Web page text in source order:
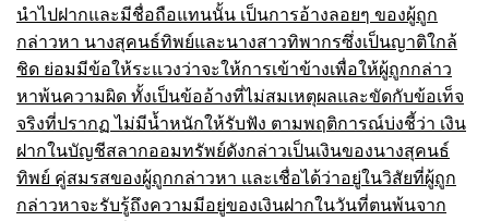
นำไปฝากและมีชื่อถือแทนนั้น เป็นการอ้างลอยๆ ของผู้ถูก
กล่าวหา นางสุคนธ์ทิพย์และนางสาวทิพากรซึ่งเป็นญาติใกล้
ชิด ย่อมมีข้อให้ระแวงว่าจะให้การเข้าข้างเพื่อให้ผู้ถูกกล่าว
หาพ้นความผิด ทั้งเป็นข้ออ้างที่ไม่สมเหตุผลและขัดกับข้อเท็จ
จริงที่ปรากฏ ไม่มีน้ำหนักให้รับฟัง ตามพฤติการณ์บ่งชี้ว่า เงิน
ฝากในบัญชีสลากออมทรัพย์ดังกล่าวเป็นเงินของนางสุคนธ์
ทิพย์ คู่สมรสของผู้ถูกกล่าวหา และเชื่อได้ว่าอยู่ในวิสัยที่ผู้ถูก
กล่าวหาจะรับรู้ถึงความมีอยู่ของเงินฝากในวันที่ตนพ้นจาก